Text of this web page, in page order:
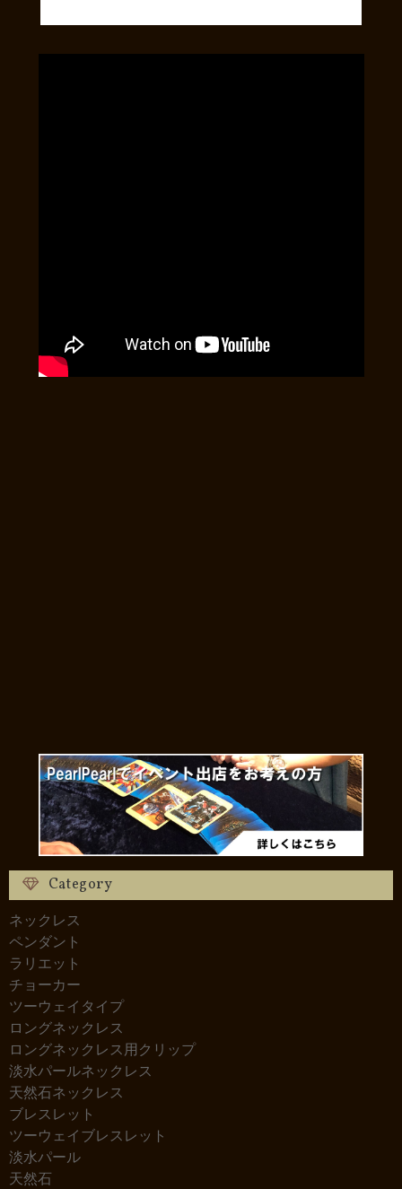
Category
ネックレス
ペンダント
ラリエット
チョーカー
ツーウェイタイプ
ロングネックレス
ロングネックレス用クリップ
淡水パールネックレス
天然石ネックレス
ブレスレット
ツーウェイブレスレット
淡水パール
天然石